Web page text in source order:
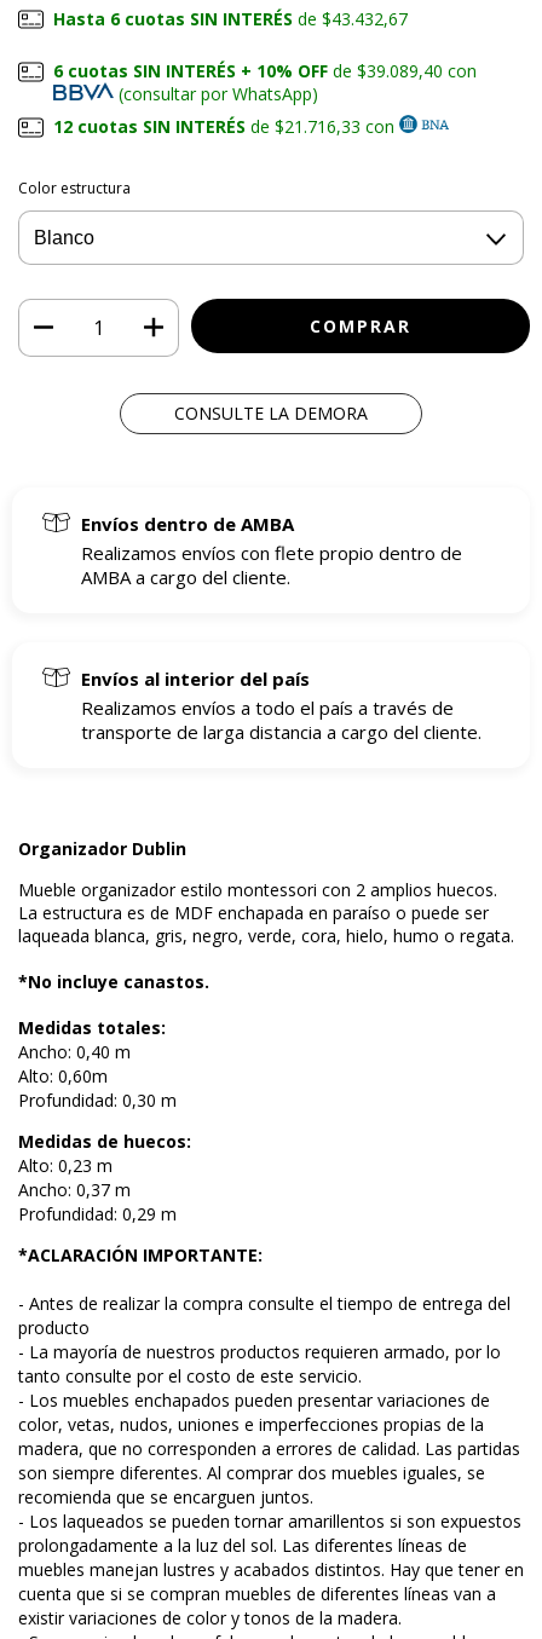
Hasta 6 cuotas SIN INTERÉS de $43.432,67
6 cuotas SIN INTERÉS + 10% OFFde $39.089,40 con
(consultar por WhatsApp)
12 cuotas SIN INTERÉS de $21.716,33 con
Color estructura
CONSULTE LA DEMORA
Envíos dentro de AMBA
Realizamos envíos con flete propio dentro de
AMBA a cargo del cliente.
Envíos al interior del país
Realizamos envíos a todo el país a través de
transporte de larga distancia a cargo del cliente.
Organizador Dublin
Mueble organizador estilo montessori con 2 amplios huecos.
​La estructura es de MDF enchapada en paraíso o puede ser
laqueada blanca, gris, negro, verde, cora, hielo, humo o regata.
*No incluye canastos.
Medidas totales:
Ancho: 0,40 m
Alto: 0,60m
Profundidad: 0,30 m
Medidas de huecos:
Alto: 0,23 m
Ancho: 0,37 m
Profundidad: 0,29 m
*ACLARACIÓN IMPORTANTE:
- Antes de realizar la compra consulte el tiempo de entrega del
producto
- La mayoría de nuestros productos requieren armado, por lo
tanto consulte por el costo de este servicio.
- Los muebles enchapados pueden presentar variaciones de
color, vetas, nudos, uniones e imperfecciones propias de la
madera, que no corresponden a errores de calidad. Las partidas
son siempre diferentes. Al comprar dos muebles iguales, se
recomienda que se encarguen juntos.
- Los laqueados se pueden tornar amarillentos si son expuestos
prolongadamente a la luz del sol. Las diferentes líneas de
muebles manejan lustres y acabados distintos. Hay que tener en
cuenta que si se compran muebles de diferentes líneas van a
existir variaciones de color y tonos de la madera.